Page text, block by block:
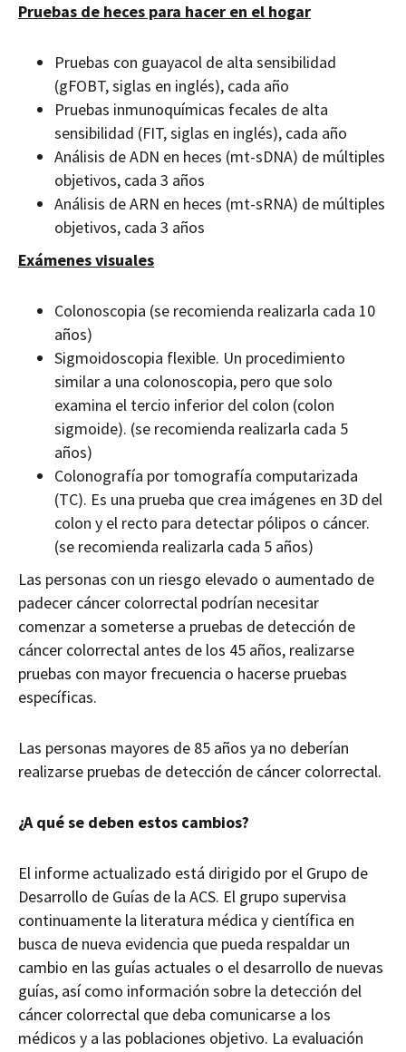
Pruebas de heces para hacer en el hogar
Pruebas con guayacol de alta sensibilidad
(gFOBT, siglas en inglés), cada año
Pruebas inmunoquímicas fecales de alta
sensibilidad (FIT, siglas en inglés), cada año
Análisis de ADN en heces (mt-sDNA) de múltiples
objetivos, cada 3 años
Análisis de ARN en heces (mt-sRNA) de múltiples
objetivos, cada 3 años
Exámenes visuales
Colonoscopia (se recomienda realizarla cada 10
años)
Sigmoidoscopia flexible. Un procedimiento
similar a una colonoscopia, pero que solo
examina el tercio inferior del colon (colon
sigmoide). (se recomienda realizarla cada 5
años)
Colonografía por tomografía computarizada
(TC). Es una prueba que crea imágenes en 3D del
colon y el recto para detectar pólipos o cáncer.
(se recomienda realizarla cada 5 años)
Las personas con un riesgo elevado o aumentado de
padecer cáncer colorrectal podrían necesitar
comenzar a someterse a pruebas de detección de
cáncer colorrectal antes de los 45 años, realizarse
pruebas con mayor frecuencia o hacerse pruebas
específicas.
Las personas mayores de 85 años ya no deberían
realizarse pruebas de detección de cáncer colorrectal.
¿A qué se deben estos cambios?
El informe actualizado está dirigido por el Grupo de
Desarrollo de Guías de la ACS. El grupo supervisa
continuamente la literatura médica y científica en
busca de nueva evidencia que pueda respaldar un
cambio en las guías actuales o el desarrollo de nuevas
guías, así como información sobre la detección del
cáncer colorrectal que deba comunicarse a los
médicos y a las poblaciones objetivo. La evaluación